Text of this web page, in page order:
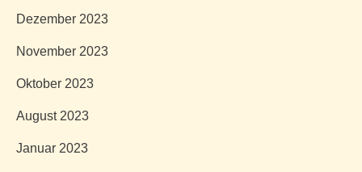
Dezember 2023
November 2023
Oktober 2023
August 2023
Januar 2023